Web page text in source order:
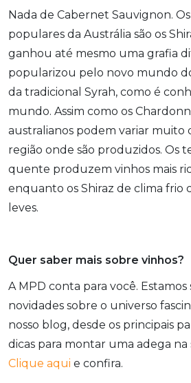
Nada de Cabernet Sauvignon.
populares da Austrália são os
ganhou até mesmo uma grafia
popularizou pelo novo mundo
da tradicional Syrah, como é
mundo. Assim como os
australianos podem variar muito
região onde são produzidos. Os
quente produzem vinhos mais
enquanto os Shiraz de clima frio
leves.
Quer saber mais sobre vinhos?
A MPD conta para você.
novidades sobre o universo
nosso blog, desde os principais
dicas para montar uma adega na
Clique aqui e confira.